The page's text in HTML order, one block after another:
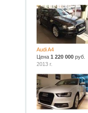
Audi A4
Цена1 220 000 руб.
2013 г.